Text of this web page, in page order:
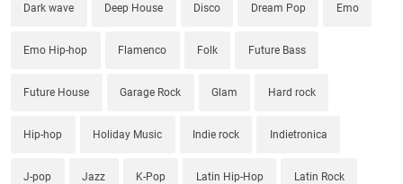
Dark wave Deep House Disco Dream Pop Emo
Emo Hip-hop Flamenco Folk Future Bass
Future House Garage Rock Glam Hard rock
Hip-hop Holiday Music Indie rock Indietronica
J-pop Jazz K-Pop Latin Hip-Hop Latin Rock